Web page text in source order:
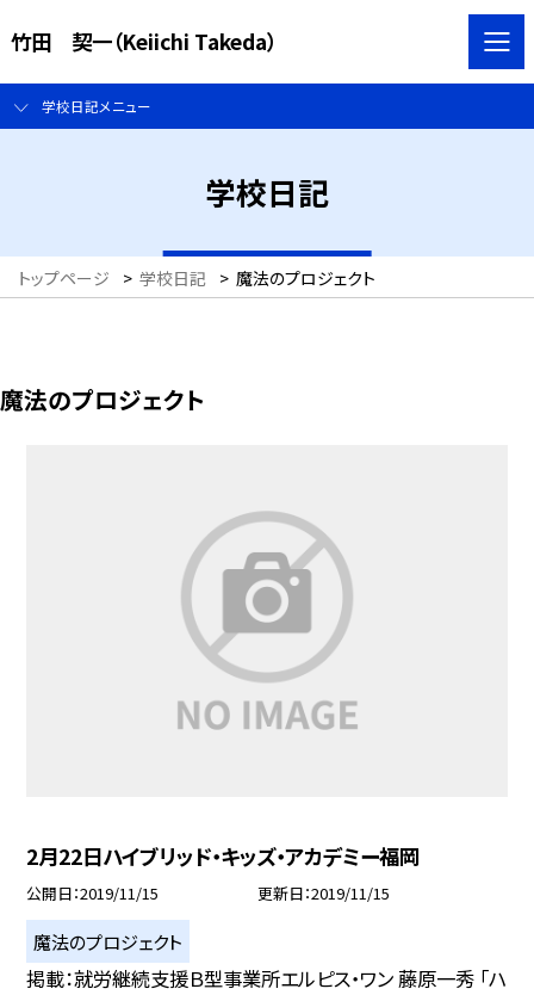
竹田 契一（Keiichi Takeda）
学校日記メニュー
学校日記
トップページ > 学校日記 > 魔法のプロジェクト
魔法のプロジェクト
2月22日ハイブリッド・キッズ・アカデミー福岡
公開日 2019/11/15 更新日 2019/11/15
魔法のプロジェクト
掲載：就労継続支援Ｂ型事業所エルピス・ワン 藤原一秀 「ハ